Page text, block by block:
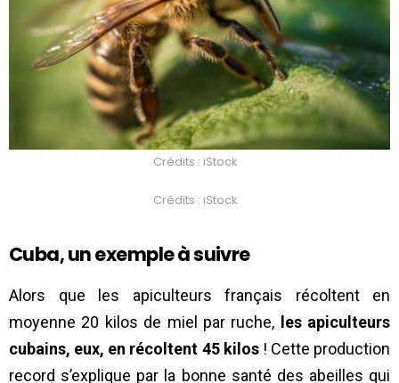
Crédits : iStock
Crédits : iStock
Cuba, un exemple à suivre
Alors que les apiculteurs français récoltent en
moyenne 20 kilos de miel par ruche,
les apiculteurs
cubains, eux, en récoltent 45 kilos! Cette production
record s’explique par la bonne santé des abeilles qui